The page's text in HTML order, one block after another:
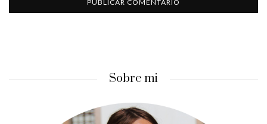
Sobre mi